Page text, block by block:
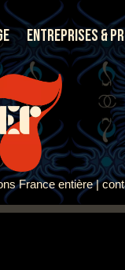
Entreprises &
France entière |